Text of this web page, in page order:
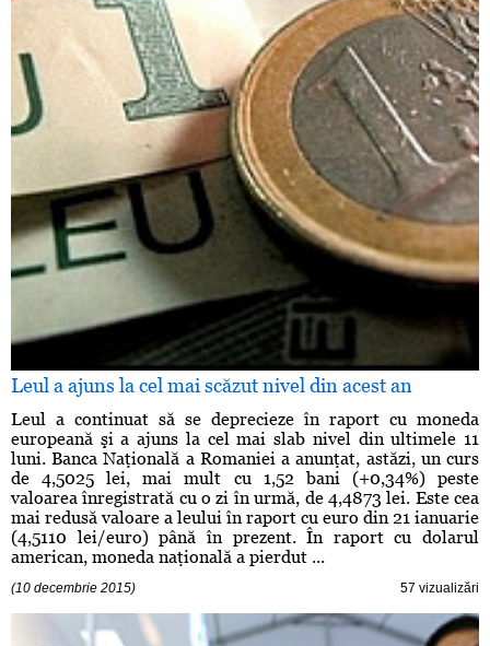
Leul a ajuns la cel mai scăzut nivel din acest an
Leul a continuat să se deprecieze în raport cu moneda
europeană şi a ajuns la cel mai slab nivel din ultimele 11
luni. Banca Naţională a Romaniei a anunţat, astăzi, un curs
de 4,5025 lei, mai mult cu 1,52 bani (+0,34%) peste
valoarea înregistrată cu o zi în urmă, de 4,4873 lei. Este cea
mai redusă valoare a leului în raport cu euro din 21 ianuarie
(4,5110 lei/euro) până în prezent. În raport cu dolarul
american, moneda naţională a pierdut ...
(10 decembrie 2015) 57 vizualizări